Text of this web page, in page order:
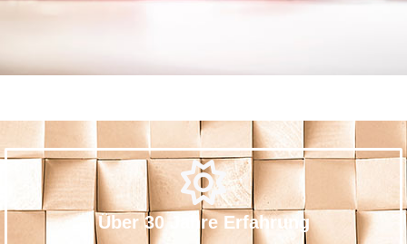
Über 30 Jahre Erfahrung